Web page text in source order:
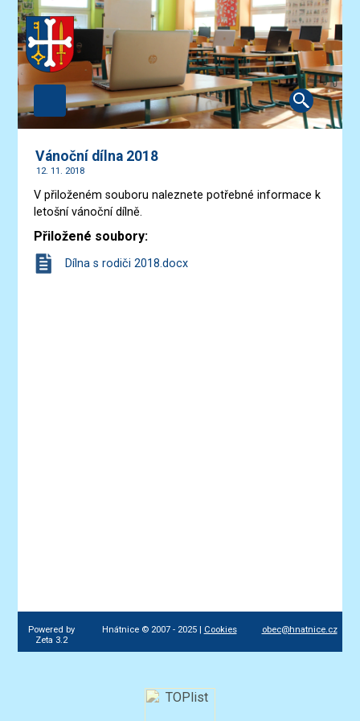
Vánoční dílna 2018
12. 11. 2018
V přiloženém souboru naleznete potřebné informace k
letošní vánoční dílně.
Přiložené soubory:
Dílna s rodiči 2018.docx
Powered by
Zeta 3.2
Hnátnice © 2007 - 2025 | Cookies obec@hnatnice.cz